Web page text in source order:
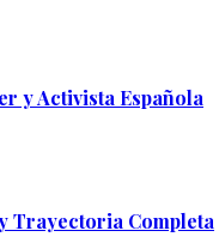
y Activista Española
Trayectoria Completa